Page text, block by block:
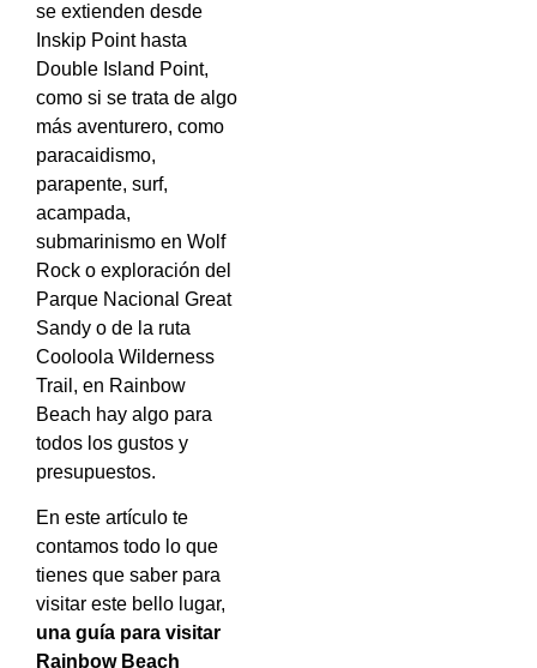
se extienden desde
Inskip Point hasta
Double Island Point,
como si se trata de algo
más aventurero, como
paracaidismo,
parapente, surf,
acampada,
submarinismo en Wolf
Rock o exploración del
Parque Nacional Great
Sandy o de la ruta
Cooloola Wilderness
Trail, en Rainbow
Beach hay algo para
todos los gustos y
presupuestos.
En este artículo te
contamos todo lo que
tienes que saber para
visitar este bello lugar,
una guía para visitar
Rainbow Beach